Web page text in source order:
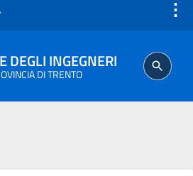
⋮
DEGLI INGEGNERI
DI TRENTO